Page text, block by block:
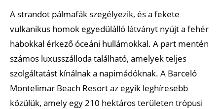
A strandot pálmafák szegélyezik, és a fekete
vulkanikus homok egyedülálló látványt nyújt a fehér
habokkal érkező óceáni hullámokkal. A part mentén
számos luxusszálloda található, amelyek teljes
szolgáltatást kínálnak a napimádóknak. A Barceló
Montelimar Beach Resort az egyik leghíresebb
közülük, amely egy 210 hektáros területen trópusi